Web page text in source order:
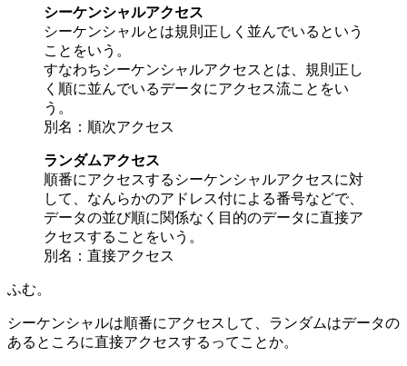
シーケンシャルアクセス
シーケンシャルとは規則正しく並んでいるという
ことをいう。
すなわちシーケンシャルアクセスとは、規則正し
く順に並んでいるデータにアクセス流ことをい
う。
別名：順次アクセス
ランダムアクセス
順番にアクセスするシーケンシャルアクセスに対
して、なんらかのアドレス付による番号などで、
データの並び順に関係なく目的のデータに直接ア
クセスすることをいう。
別名：直接アクセス
ふむ。
シーケンシャルは順番にアクセスして、ランダムはデータの
あるところに直接アクセスするってことか。